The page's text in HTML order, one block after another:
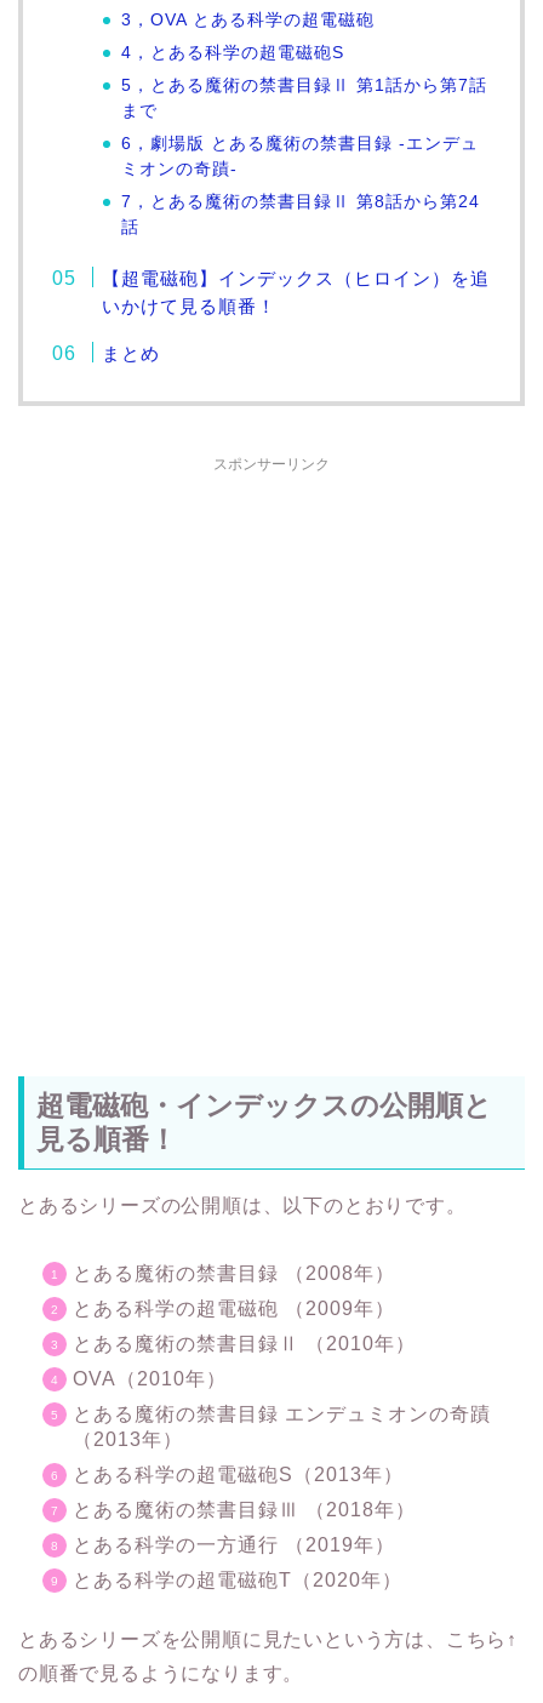
3，OVA とある科学の超電磁砲
4，とある科学の超電磁砲S
5，とある魔術の禁書目録Ⅱ 第1話から第7話
まで
6，劇場版 とある魔術の禁書目録 -エンデュ
ミオンの奇蹟-
7，とある魔術の禁書目録Ⅱ 第8話から第24
話
【超電磁砲】インデックス（ヒロイン）を追
いかけて見る順番！
まとめ
スポンサーリンク
超電磁砲・インデックスの公開順と
見る順番！
とあるシリーズの公開順は、以下のとおりです。
とある魔術の禁書目録 （2008年）
とある科学の超電磁砲 （2009年）
とある魔術の禁書目録Ⅱ （2010年）
OVA（2010年）
とある魔術の禁書目録 エンデュミオンの奇蹟
（2013年）
とある科学の超電磁砲S（2013年）
とある魔術の禁書目録Ⅲ （2018年）
とある科学の一方通行 （2019年）
とある科学の超電磁砲T（2020年）
とあるシリーズを公開順に見たいという方は、こちら↑
の順番で見るようになります。